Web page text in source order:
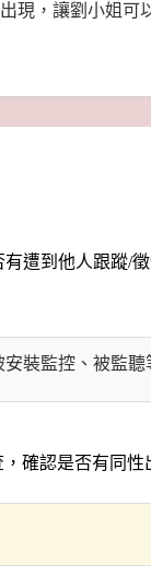
現，讓劉小姐可
遭到他人跟蹤/
裝監控、被監聽
確認是否有同性